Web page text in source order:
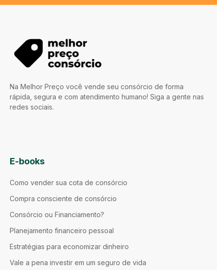
Na Melhor Preço você vende seu consórcio de forma
rápida, segura e com atendimento humano! Siga a gente nas
redes sociais.
E-books
Como vender sua cota de consórcio
Compra consciente de consórcio
Consórcio ou Financiamento?
Planejamento financeiro pessoal
Estratégias para economizar dinheiro
Vale a pena investir em um seguro de vida